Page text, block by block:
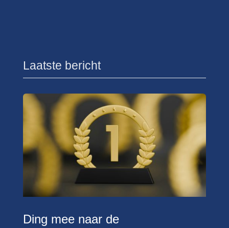
Laatste bericht
Ding mee naar de